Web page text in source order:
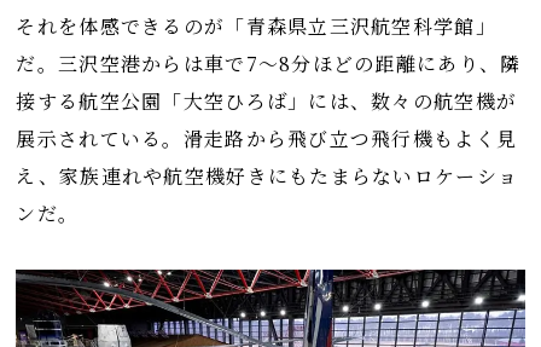
それを体感できるのが「青森県立三沢航空科学館」
だ。三沢空港からは車で7～8分ほどの距離にあり、隣
接する航空公園「大空ひろば」には、数々の航空機が
展示されている。滑走路から飛び立つ飛行機もよく見
え、家族連れや航空機好きにもたまらないロケーショ
ンだ。